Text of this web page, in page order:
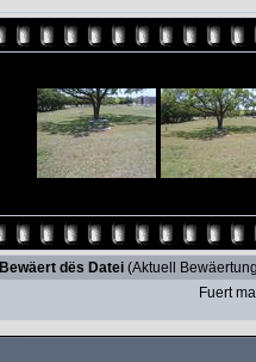
Bewäert dës Datei(Aktuell
Fuert